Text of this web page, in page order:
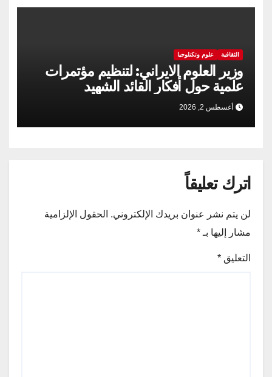
الثقافية علوم وتكنلوجيا
وزير العلوم الايراني: لتنظيم مؤتمرات
علمية حول أفكار القائد الشهيد
أغسطس 2, 2026
اترك تعليقاً
لن يتم نشر عنوان بريدك الإلكتروني. الحقول الإلزامية
مشار إليها بـ *
التعليق *